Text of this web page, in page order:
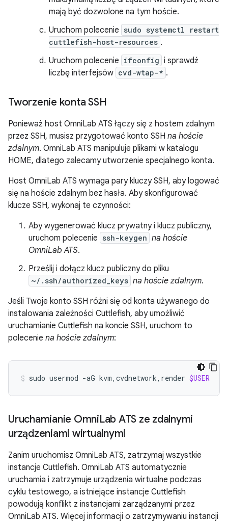
mają być dozwolone na tym hoście.
Uruchom polecenie sudo systemctl restart
cuttlefish-host-resources .
Uruchom polecenie ifconfig i sprawdź
liczbę interfejsów cvd-wtap-* .
Tworzenie konta SSH
Ponieważ host OmniLab ATS łączy się z hostem zdalnym
przez SSH, musisz przygotować konto SSH na hoście
zdalnym. OmniLab ATS manipuluje plikami w katalogu
HOME, dlatego zalecamy utworzenie specjalnego konta.
Host OmniLab ATS wymaga pary kluczy SSH, aby logować
się na hoście zdalnym bez hasła. Aby skonfigurować
klucze SSH, wykonaj te czynności:
Aby wygenerować klucz prywatny i klucz publiczny,
uruchom polecenie ssh-keygen na hoście
OmniLab ATS.
Prześlij i dołącz klucz publiczny do pliku
~/.ssh/authorized_keys na hoście zdalnym.
Jeśli Twoje konto SSH różni się od konta używanego do
instalowania zależności Cuttlefish, aby umożliwić
uruchamianie Cuttlefish na koncie SSH, uruchom to
polecenie na hoście zdalnym:
sudo usermod -aG kvm,cvdnetwork,render $USER
Uruchamianie OmniLab ATS ze zdalnymi
urządzeniami wirtualnymi
Zanim uruchomisz OmniLab ATS, zatrzymaj wszystkie
instancje Cuttlefish. OmniLab ATS automatycznie
uruchamia i zatrzymuje urządzenia wirtualne podczas
cyklu testowego, a istniejące instancje Cuttlefish
powodują konflikt z instancjami zarządzanymi przez
OmniLab ATS. Więcej informacji o zatrzymywaniu instancji